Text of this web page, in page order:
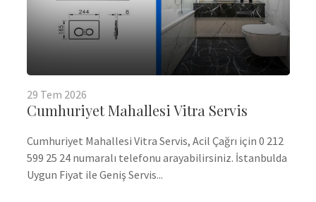
29 Tem 2026
Cumhuriyet Mahallesi Vitra Servis
Cumhuriyet Mahallesi Vitra Servis, Acil Çağrı için 0 212
599 25 24 numaralı telefonu arayabilirsiniz. İstanbulda
Uygun Fiyat ile Geniş Servis...